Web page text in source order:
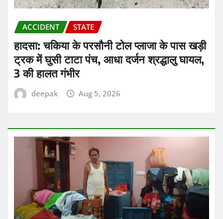
ACCIDENT STATE
हादसा: चकिया के परसौनी टोल प्लाजा के पास खड़ी
ट्रक में घुसी टाटा पंच, आधा दर्जन श्रद्धालु घायल,
3 की हालत गंभीर
deepak Aug 5, 2026